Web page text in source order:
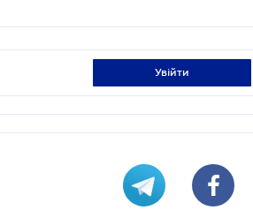
увійти